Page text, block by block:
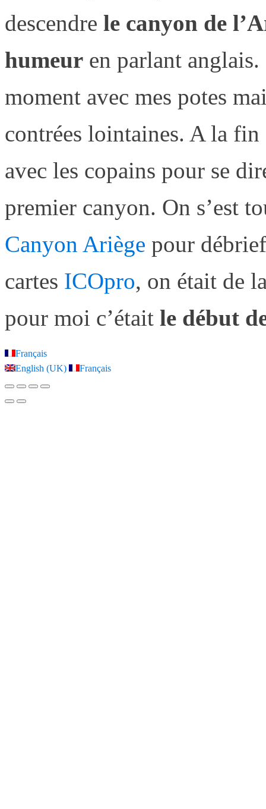
descendre le canyon de
humeur en parlant
moment avec mes potes
contrées lointaines. A la fin
avec les copains pour se
premier canyon. On s’est
Canyon Ariège pour
cartes ICOpro, on était de
pour moi c’était le début
Français
English (UK)
Français